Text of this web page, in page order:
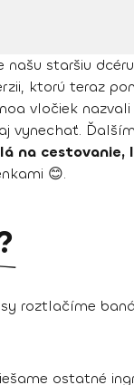
našu staršiu
ktorú teraz
vločiek
vynechať.
na cestovanie,
😊.
roztlačíme
ostatné